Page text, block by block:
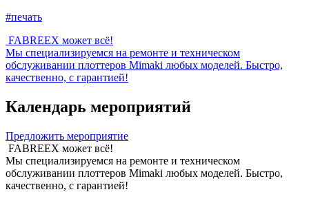
#печать
FABREEX может всё!
Мы специализируемся на ремонте и техническом
обслуживании плоттеров Mimaki любых моделей. Быстро,
качественно, с гарантией!
Календарь мероприятий
Предложить мероприятие
FABREEX может всё!
Мы специализируемся на ремонте и техническом
обслуживании плоттеров Mimaki любых моделей. Быстро,
качественно, с гарантией!